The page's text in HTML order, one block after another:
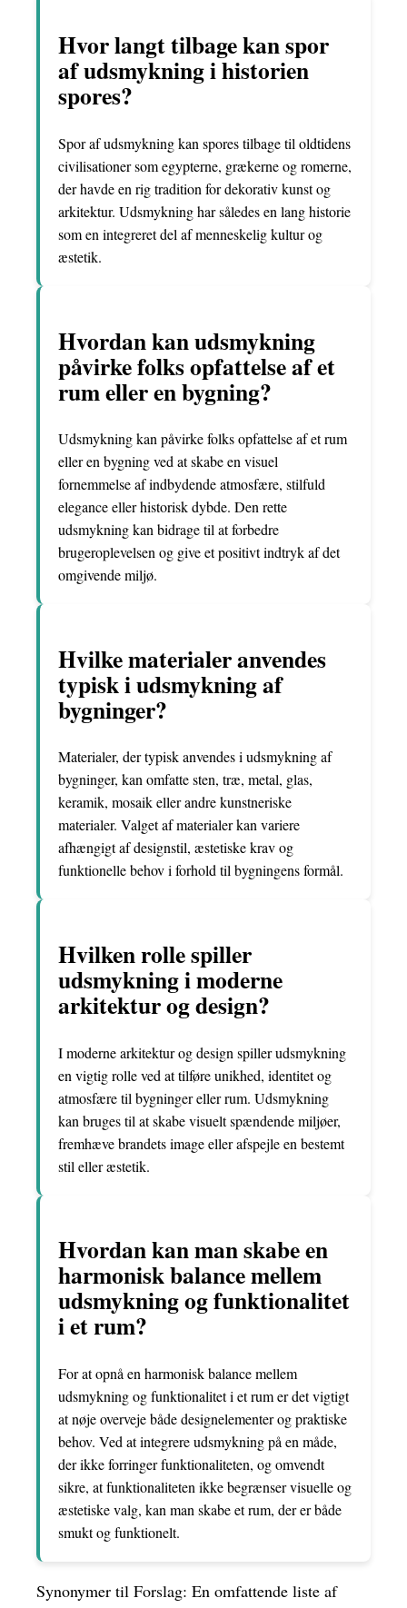
Hvor langt tilbage kan spor
af udsmykning i historien
spores?
Spor af udsmykning kan spores tilbage til oldtidens
civilisationer som egypterne, grækerne og romerne,
der havde en rig tradition for dekorativ kunst og
arkitektur. Udsmykning har således en lang historie
som en integreret del af menneskelig kultur og
æstetik.
Hvordan kan udsmykning
påvirke folks opfattelse af et
rum eller en bygning?
Udsmykning kan påvirke folks opfattelse af et rum
eller en bygning ved at skabe en visuel
fornemmelse af indbydende atmosfære, stilfuld
elegance eller historisk dybde. Den rette
udsmykning kan bidrage til at forbedre
brugeroplevelsen og give et positivt indtryk af det
omgivende miljø.
Hvilke materialer anvendes
typisk i udsmykning af
bygninger?
Materialer, der typisk anvendes i udsmykning af
bygninger, kan omfatte sten, træ, metal, glas,
keramik, mosaik eller andre kunstneriske
materialer. Valget af materialer kan variere
afhængigt af designstil, æstetiske krav og
funktionelle behov i forhold til bygningens formål.
Hvilken rolle spiller
udsmykning i moderne
arkitektur og design?
I moderne arkitektur og design spiller udsmykning
en vigtig rolle ved at tilføre unikhed, identitet og
atmosfære til bygninger eller rum. Udsmykning
kan bruges til at skabe visuelt spændende miljøer,
fremhæve brandets image eller afspejle en bestemt
stil eller æstetik.
Hvordan kan man skabe en
harmonisk balance mellem
udsmykning og funktionalitet
i et rum?
For at opnå en harmonisk balance mellem
udsmykning og funktionalitet i et rum er det vigtigt
at nøje overveje både designelementer og praktiske
behov. Ved at integrere udsmykning på en måde,
der ikke forringer funktionaliteten, og omvendt
sikre, at funktionaliteten ikke begrænser visuelle og
æstetiske valg, kan man skabe et rum, der er både
smukt og funktionelt.
Synonymer til Forslag: En omfattende liste af